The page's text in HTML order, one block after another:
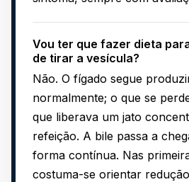
Vou ter que fazer dieta
de tirar a vesícula?
Não. O fígado segue
normalmente; o que se
que liberava um jato
refeição. A bile passa a
forma contínua. Nas
costuma-se orientar